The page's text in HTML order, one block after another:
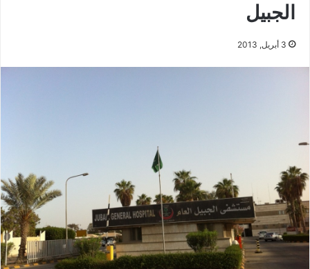
الجبيل
3 أبريل, 2013